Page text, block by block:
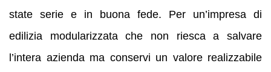
state serie e in buona fede. Per un’impresa di
edilizia modularizzata che non riesca a salvare
l’intera azienda ma conservi un valore realizzabile